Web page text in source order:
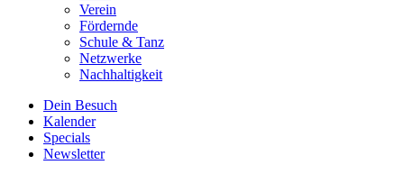
Verein
Fördernde
Schule & Tanz
Netzwerke
Nachhaltigkeit
Dein Besuch
Kalender
Specials
Newsletter